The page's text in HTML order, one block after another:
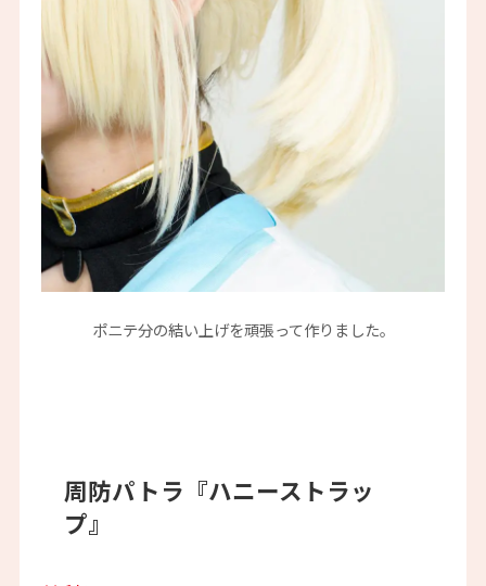
ポニテ分の結い上げを頑張って作りました。
周防パトラ『ハニーストラッ
プ』